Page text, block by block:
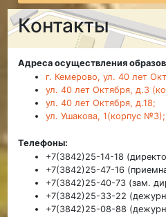
Контакты
Адреса осуществления
г. Кемерово, ул. 40 лет
ул. 40 лет Октября, д.3
ул. 40 лет Октября, д.18;
ул. Ушакова, 1(корпус №3);
Телефоны:
+7(3842)25-14-18
+7(3842)25-47-16
+7(3842)25-40-73 (зам.
+7(3842)25-33-22
+7(3842)25-08-88